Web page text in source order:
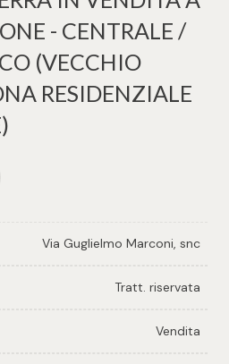
- CENTRALE /
(VECCHIO
RESIDENZIALE
Via Guglielmo Marconi, snc
Tratt. riservata
Vendita